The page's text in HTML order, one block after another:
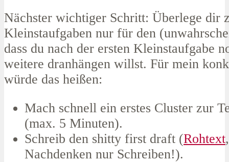
Nächster wichtiger Schritt: Überlege dir
Kleinstaufgaben nur für den
dass du nach der ersten Kleinstaufgabe
weitere dranhängen willst. Für mein
würde das heißen:
Mach schnell ein erstes Cluster zur
(max. 5 Minuten).
Schreib den shitty first draft (Rohtext
Nachdenken nur Schreiben!).